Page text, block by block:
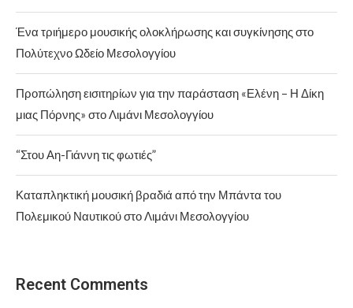
Ένα τριήμερο μουσικής ολοκλήρωσης και συγκίνησης στο
Πολύτεχνο Ωδείο Μεσολογγίου
Προπώληση εισιτηρίων για την παράσταση «Ελένη – Η Δίκη
μιας Πόρνης» στο Λιμάνι Μεσολογγίου
“Στου Αη-Γιάννη τις φωτιές”
Καταπληκτική μουσική βραδιά από την Μπάντα του
Πολεμικού Ναυτικού στο Λιμάνι Μεσολογγίου
Recent Comments